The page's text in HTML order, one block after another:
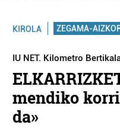
KIROLA ZEGAMA-
IU NET. Kilometro
mendiko
da»